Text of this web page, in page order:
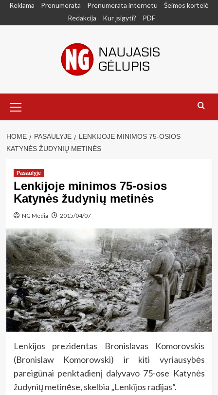
SkipReklama Prenumerata Prenumerata internetu
Šeimos kortelė
Redakcija
Kur įsigyti? PDF
Menu
HOME PASAULYJE
LENKIJOJE MINIMOS 75-OSIOS
KATYNĖS ŽUDYNIŲ METINĖS
Pasaulyje
Lenkijoje minimos 75-osios
Katynės žudynių metinės
NG Media 2015/04/07
Lenkijos prezidentas Bronislavas Komorovskis
(Bronislaw Komorowski) ir kiti vyriausybės
pareigūnai penktadienį dalyvavo 75-ose Katynės
žudynių metinėse, skelbia „Lenkijos radijas”.